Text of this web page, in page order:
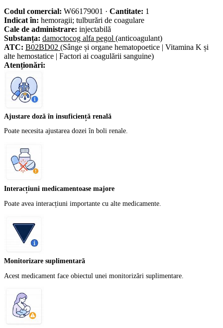
Codul comercial: W66179001 · Cantitate: 1
Indicat în: hemoragii; tulburări de coagulare
Cale de administrare: injectabilă
Substanța: damoctocog alfa pegol (anticoagulant)
ATC: B02BD02 (Sânge și organe hematopoetice | Vitamina K și
alte hemostatice | Factori ai coagulării sanguine)
Atenționări:
Ajustare doză în insuficiență renală
Poate necesita ajustarea dozei în boli renale.
Interacțiuni medicamentoase majore
Poate avea interacțiuni importante cu alte medicamente.
Monitorizare suplimentară
Acest medicament face obiectul unei monitorizări suplimentare.